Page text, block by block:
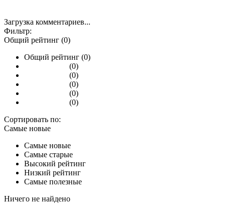
Загрузка комментариев...
Фильтр:
Общий рейтинг (0)
Общий рейтинг (0)
(0)
(0)
(0)
(0)
(0)
Сортировать по:
Самые новые
Самые новые
Самые старые
Высокий рейтинг
Низкий рейтинг
Самые полезные
Ничего не найдено